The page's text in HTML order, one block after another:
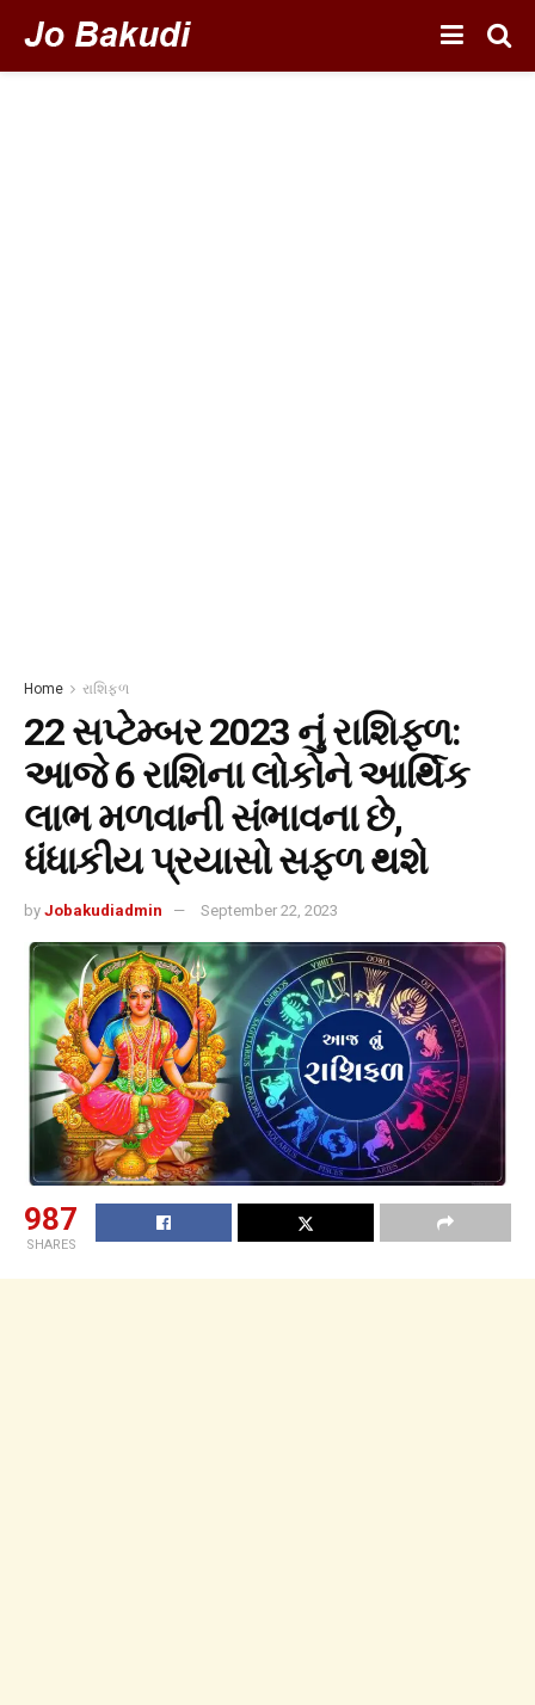
Home રાશિફળ
22 સપ્ટેમ્બર 2023 નું રાશિફળ:
આજે 6 રાશિના લોકોને આર્થિક
લાભ મળવાની સંભાવના છે,
ધંધાકીય પ્રયાસો સફળ થશે
by Jobakudiadmin September 22, 2023
987
SHARES